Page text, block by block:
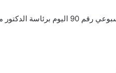
المعدنية والطاقة والاستثمار.